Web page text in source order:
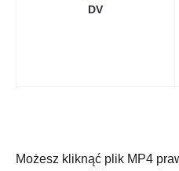
DV
Możesz kliknąć plik MP4